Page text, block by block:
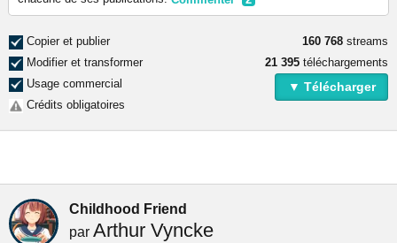
Copier et publier
Modifier et transformer
Usage commercial
Crédits obligatoires
160 768 streams
21 395 téléchargements
▼ Télécharger
Childhood Friend
par Arthur Vyncke